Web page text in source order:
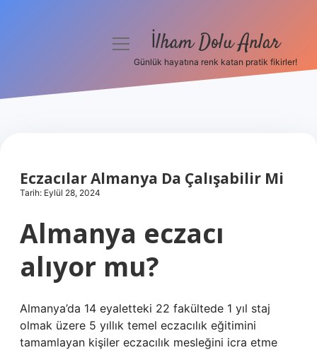
Hakkımızda
menüyü İlham Dolu Anlar
Günlük hayatına renk katan pratik fikirler!
Eczacılar Almanya Da Çalışabilir Mi
Tarih: Eylül 28, 2024
Almanya eczacı
alıyor mu?
Almanya’da 14 eyaletteki 22 fakültede 1 yıl staj
olmak üzere 5 yıllık temel eczacılık eğitimini
tamamlayan kişiler eczacılık mesleğini icra etme